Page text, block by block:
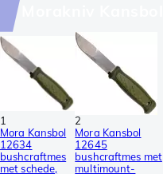
1
Mora Kansbol
12634
bushcraftmes
met schede,
2
Mora Kansbol
12645
bushcraftmes met
multimount-